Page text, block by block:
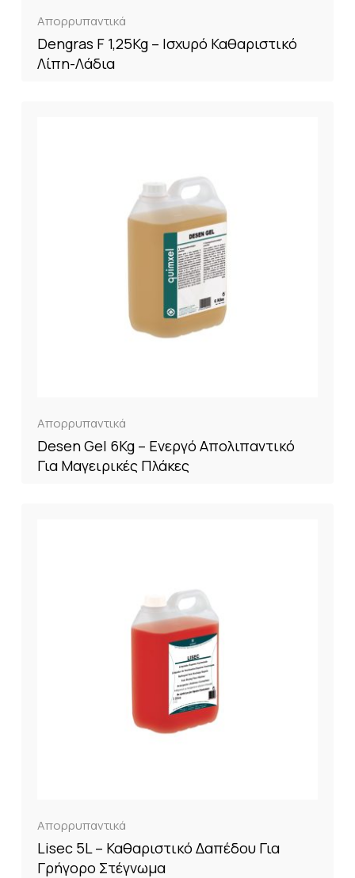
Απορρυπαντικά
Dengras F 1,25Kg – Ισχυρό Καθαριστικό
Λίπη-Λάδια
Απορρυπαντικά
Desen Gel 6Kg – Ενεργό Απολιπαντικό
Για Μαγειρικές Πλάκες
Απορρυπαντικά
Lisec 5L – Καθαριστικό Δαπέδου Για
Γρήγορο Στέγνωμα